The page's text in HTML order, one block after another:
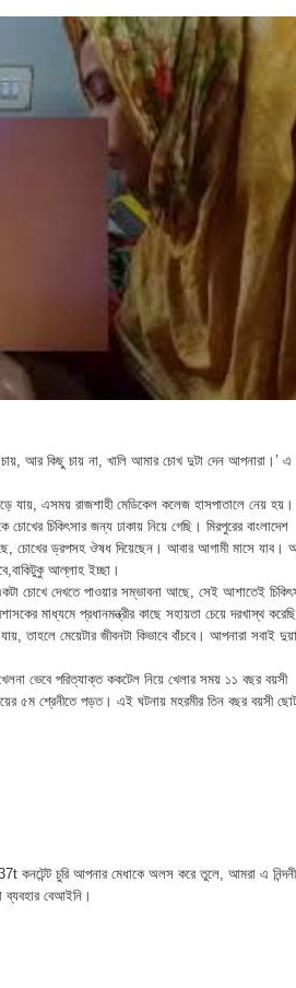
চায়, আর কিছু চায় না, খালি আমার চোখ দুটা দেন আপনারা।’ এ
যায়, এসময় রাজশাহী মেডিকেল কলেজ হাসপাতালে নেয় হয়।
চিকিৎসার জন্য ঢাকায় নিয়ে গেছি। মিরপুরের বাংলাদেশ
চোখের ড্রপসহ ঔষধ দিয়েছেন। আবার আগামী মাসে যাব।
আল্লাহ ইচ্ছা।
চোখে দেখতে পাওয়ার সম্ভাবনা আছে, সেই আশাতেই
মাধ্যমে প্রধানমন্ত্রীর কাছে সহায়তা চেয়ে দরখাস্থ
তাহলে মেয়েটার জীবনটা কিভাবে বাঁচবে। আপনারা সবাই দুয়া
ভেবে পরিত্যাক্ত ককটেল নিয়ে খেলার সময় ১১ বছর বয়সী
৫ম শ্রেনীতে পড়ত। এই ঘটনায় মহরমীর তিন বছর বয়সী
চুরি আপনার মেধাকে অলস করে তুলে, আমরা এ
ব্যবহার বেআইনি।